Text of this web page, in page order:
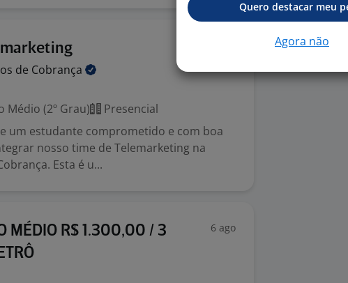
de Cobrança
Médio (2º Grau)
Presencial
um estudante comprometido e com boa
nosso time de Telemarketing na
Esta é u...
MÉDIO R$ 1.300,00 / 3
6 ago
Quero destacar meu
Agora não